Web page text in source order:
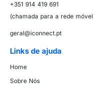
+351 914 419 691
(chamada para a rede móvel
geral@iconnect.pt
Links de ajuda
Home
Sobre Nós